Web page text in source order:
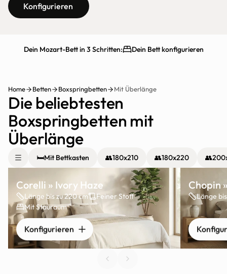
Konfigurieren
Dein Mozart-Bett in 3 Schritten:
Dein Bett konfigurieren
Home Betten Boxspringbetten Mit Überlänge
Die beliebtesten
Boxspringbetten mit
Überlänge
🛏️Mit Bettkasten 👥180x210 👥180x220 👥
Corelli » Ivory Haze
Länge bis zu 220 cm
Feiner Stoff
Mit Stauraum
Konfigurieren
Chopin
Länge